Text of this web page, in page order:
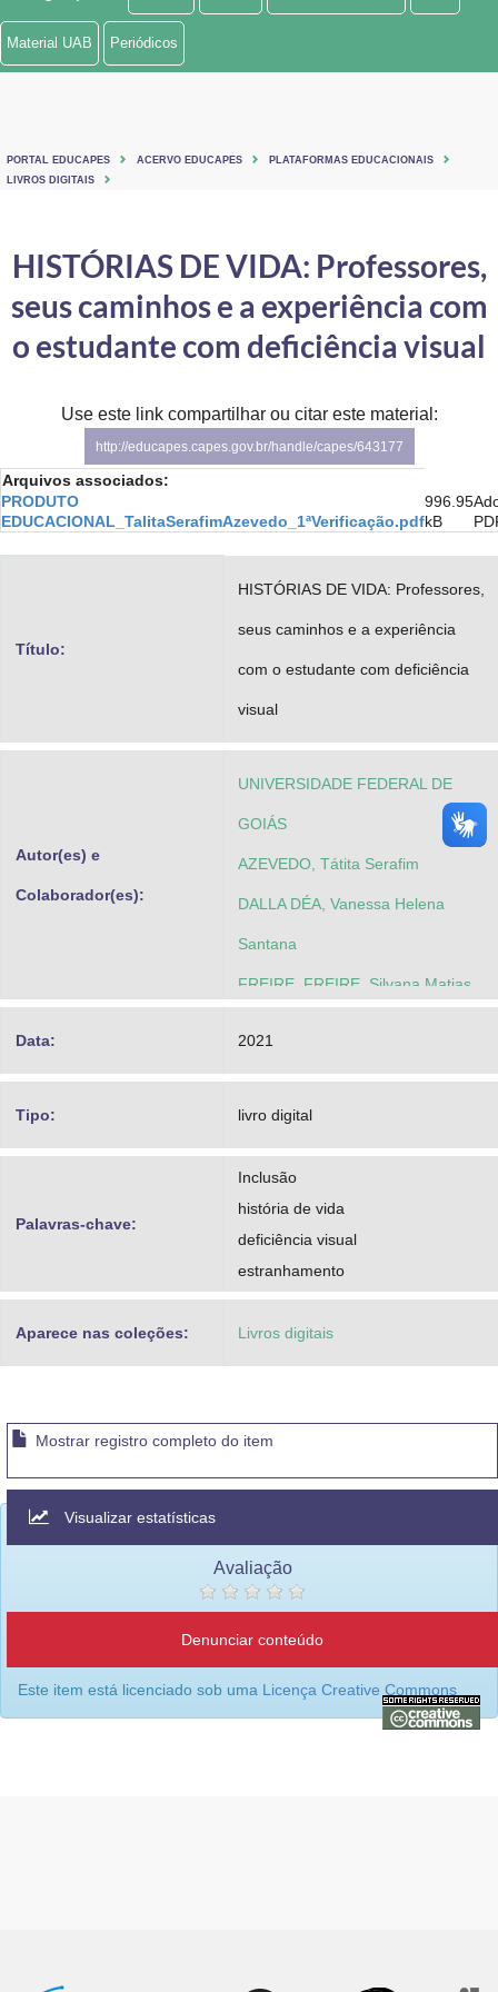
Ministério de Minas e Energia
Ministério do Turismo
Controladoria-Geral da União
Ministério da Mulher, da Família e dos Direitos Humanos
Secretaria de Governo
Gabinete de Segurança Institucional
Advocacia-Geral da União
Material UAB Periódicos
PORTAL EDUCAPES ACERVO EDUCAPES
PLATAFORMAS EDUCACIONAIS
LIVROS DIGITAIS
HISTÓRIAS DE VIDA: Professores,
seus caminhos e a experiência com
o estudante com deficiência visual
Use este link compartilhar ou citar este material:
http://educapes.capes.gov.br/handle/capes/643177
Arquivos associados:
PRODUTO
EDUCACIONAL_TalitaSerafimAzevedo_1ªVerificação.pdf
996.95
kB
Título:
HISTÓRIAS DE VIDA: Professores,
seus caminhos e a experiência
com o estudante com deficiência
visual
Autor(es) e
Colaborador(es):
UNIVERSIDADE FEDERAL DE
GOIÁS
AZEVEDO, Tátita Serafim
DALLA DÉA, Vanessa Helena
Santana
FREIRE, FREIRE, Silvana Matias
Data: 2021
Tipo: livro digital
Palavras-chave:
Inclusão
história de vida
deficiência visual
estranhamento
Aparece nas coleções: Livros digitais
Mostrar registro completo do item
Visualizar estatísticas
Avaliação
Denunciar conteúdo
Este item está licenciado sob uma Licença Creative Commons